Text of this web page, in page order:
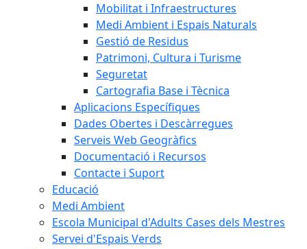
Mobilitat i Infraestructures
Medi Ambient i Espais Naturals
Gestió de Residus
Patrimoni, Cultura i Turisme
Seguretat
Cartografia Base i Tècnica
Aplicacions Específiques
Dades Obertes i Descàrregues
Serveis Web Geogràfics
Documentació i Recursos
Contacte i Suport
Educació
Medi Ambient
Escola Municipal d'Adults Cases dels Mestres
Servei d'Espais Verds